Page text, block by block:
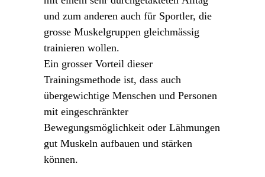
und zum anderen auch für Sportler, die
grosse Muskelgruppen gleichmässig
trainieren wollen.
Ein grosser Vorteil dieser
Trainingsmethode ist, dass auch
übergewichtige Menschen und Personen
mit eingeschränkter
Bewegungsmöglichkeit oder Lähmungen
gut Muskeln aufbauen und stärken
können.